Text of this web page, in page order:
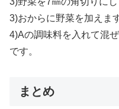
3)おからに野菜を加えます
4)Aの調味料を入れて混
です。
まとめ